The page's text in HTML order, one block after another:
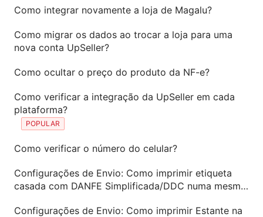
Como integrar novamente a loja de Magalu?
Como migrar os dados ao trocar a loja para uma
nova conta UpSeller?
Como ocultar o preço do produto da NF-e?
Como verificar a integração da UpSeller em cada
plataforma?
POPULAR
Como verificar o número do celular?
Configurações de Envio: Como imprimir etiqueta
casada com DANFE Simplificada/DDC numa mesma
Configurações de Envio: Como imprimir Estante na